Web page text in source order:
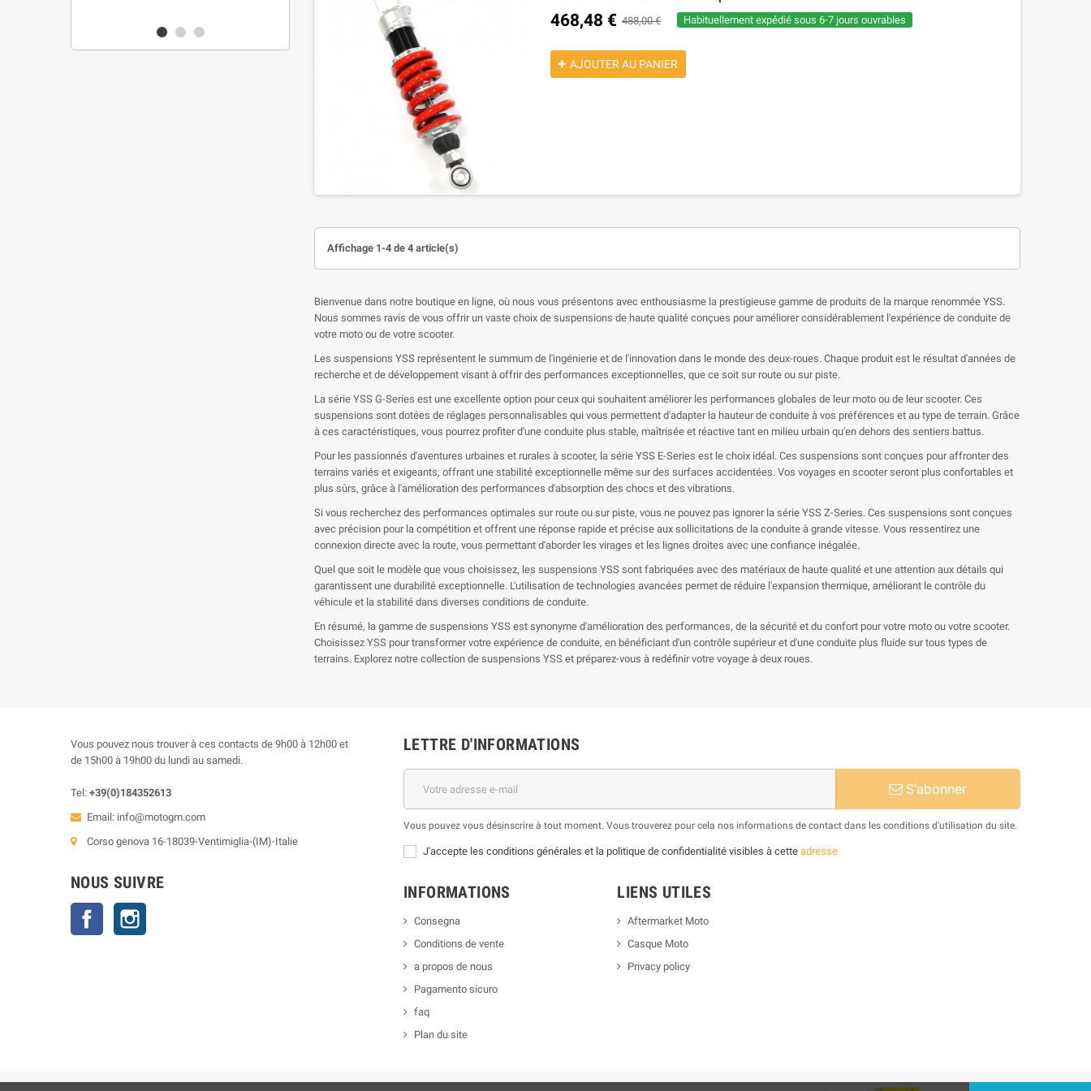
468,48 € 488,00 € Habituellement expédié sous 6-7 jours ouvrables
AJOUTER AU PANIER
Affichage 1-4 de 4 article(s)
Bienvenue dans notre boutique en ligne, où nous vous présentons avec enthousiasme la prestigieuse gamme de produits de la marque renommée YSS.
Nous sommes ravis de vous offrir un vaste choix de suspensions de haute qualité conçues pour améliorer considérablement l'expérience de conduite de
votre moto ou de votre scooter.
Les suspensions YSS représentent le summum de l'ingénierie et de l'innovation dans le monde des deux-roues. Chaque produit est le résultat d'années de
recherche et de développement visant à offrir des performances exceptionnelles, que ce soit sur route ou sur piste.
La série YSS G-Series est une excellente option pour ceux qui souhaitent améliorer les performances globales de leur moto ou de leur scooter. Ces
suspensions sont dotées de réglages personnalisables qui vous permettent d'adapter la hauteur de conduite à vos préférences et au type de terrain. Grâce
à ces caractéristiques, vous pourrez profiter d'une conduite plus stable, maîtrisée et réactive tant en milieu urbain qu'en dehors des sentiers battus.
Pour les passionnés d'aventures urbaines et rurales à scooter, la série YSS E-Series est le choix idéal. Ces suspensions sont conçues pour affronter des
terrains variés et exigeants, offrant une stabilité exceptionnelle même sur des surfaces accidentées. Vos voyages en scooter seront plus confortables et
plus sûrs, grâce à l'amélioration des performances d'absorption des chocs et des vibrations.
Si vous recherchez des performances optimales sur route ou sur piste, vous ne pouvez pas ignorer la série YSS Z-Series. Ces suspensions sont conçues
avec précision pour la compétition et offrent une réponse rapide et précise aux sollicitations de la conduite à grande vitesse. Vous ressentirez une
connexion directe avec la route, vous permettant d'aborder les virages et les lignes droites avec une confiance inégalée.
Quel que soit le modèle que vous choisissez, les suspensions YSS sont fabriquées avec des matériaux de haute qualité et une attention aux détails qui
garantissent une durabilité exceptionnelle. L'utilisation de technologies avancées permet de réduire l'expansion thermique, améliorant le contrôle du
véhicule et la stabilité dans diverses conditions de conduite.
En résumé, la gamme de suspensions YSS est synonyme d'amélioration des performances, de la sécurité et du confort pour votre moto ou votre scooter.
Choisissez YSS pour transformer votre expérience de conduite, en bénéficiant d'un contrôle supérieur et d'une conduite plus fluide sur tous types de
terrains. Explorez notre collection de suspensions YSS et préparez-vous à redéfinir votre voyage à deux roues.
Vous pouvez nous trouver à ces contacts de 9h00 à 12h00 et
de 15h00 à 19h00 du lundi au samedi.
Tel: +39(0)184352613
Email: info@motogm.com
Corso genova 16-18039-Ventimiglia-(IM)-Italie
NOUS SUIVRE
Facebook
LETTRE D'INFORMATIONS
S’abonner
Vous pouvez vous désinscrire à tout moment. Vous trouverez pour cela nos informations de contact dans les conditions d'utilisation du site.
J'accepte les conditions générales et la politique de confidentialité visibles à cette adresse
INFORMATIONS
Consegna
Conditions de vente
a propos de nous
Pagamento sicuro
faq
Plan du site
LIENS UTILES
Aftermarket Moto
Casque Moto
Privacy policy